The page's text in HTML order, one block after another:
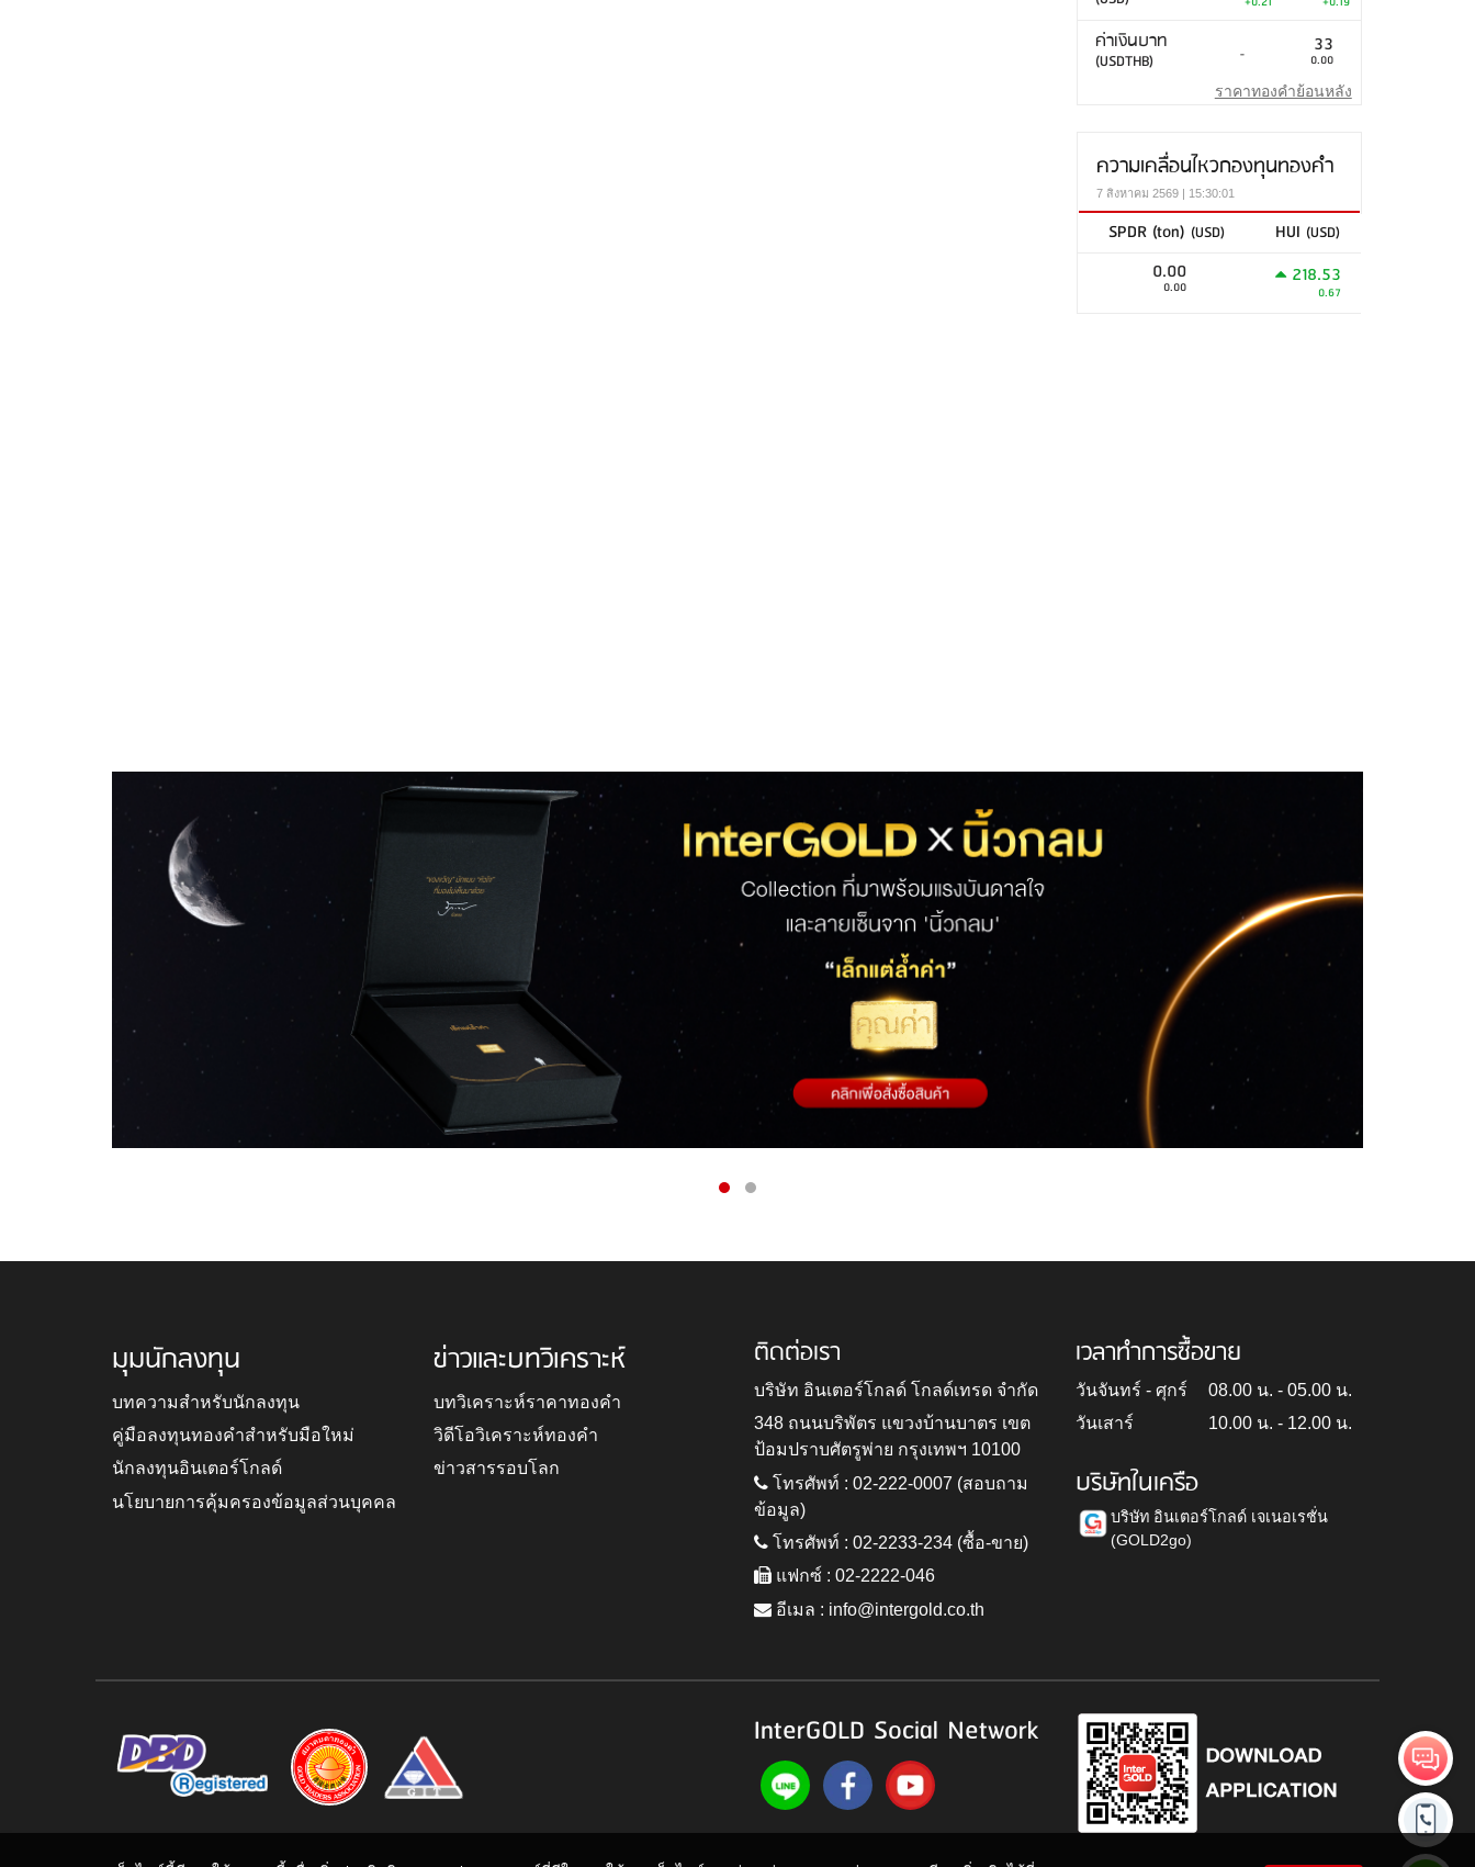
ค่าเงินบาท
(USDTHB) - 33
0.00
ราคาทองคำย้อนหลัง
ความเคลื่อนไหวกองทุนทองคำ
7 สิงหาคม 2569 | 15:30:01
SPDR (ton) (USD) HUI (USD)
0.00
0.00 218.53
0.67
มุมนักลงทุน
บทความสำหรับนักลงทุน
คู่มือลงทุนทองคำสำหรับมือใหม่
นักลงทุนอินเตอร์โกลด์
นโยบายการคุ้มครองข้อมูลส่วนบุคคล
ข่าวและบทวิเคราะห์
บทวิเคราะห์ราคาทองคำ
วิดีโอวิเคราะห์ทองคำ
ข่าวสารรอบโลก
ติดต่อเรา
บริษัท อินเตอร์โกลด์ โกลด์เทรด จำกัด
348 ถนนบริพัตร แขวงบ้านบาตร เขต
ป้อมปราบศัตรูพ่าย กรุงเทพฯ 10100
โทรศัพท์ : 02-222-0007 (สอบถาม
ข้อมูล)
โทรศัพท์ : 02-2233-234 (ซื้อ-ขาย)
แฟกซ์ : 02-2222-046
อีเมล : info@intergold.co.th
เวลาทำการซื้อขาย
วันจันทร์ - ศุกร์
08.00 น. - 05.00 น.
วันเสาร์
10.00 น. - 12.00 น.
บริษัทในเครือ
บริษัท อินเตอร์โกลด์ เจเนอเรชั่น
(GOLD2go)
InterGOLD Social Network